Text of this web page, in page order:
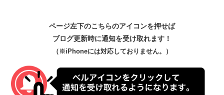
ページ左下のこちらのアイコンを押せば
ブログ更新時に通知を受け取れます！
（※iPhoneには対応しておりません。）